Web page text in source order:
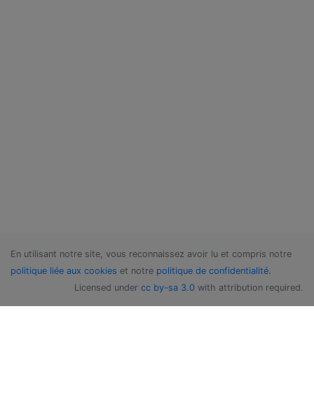
En utilisant notre site, vous reconnaissez avoir lu et compris notre
politique liée aux cookies et notre politique de confidentialité.
Licensed under cc by-sa 3.0 with attribution required.